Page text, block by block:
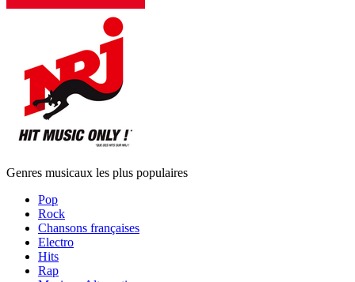
Genres musicaux les plus populaires
Pop
Rock
Chansons françaises
Electro
Hits
Rap